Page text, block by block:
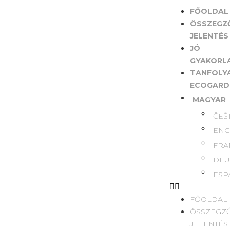
FŐOLDAL
JELENTÉS
JÓ
MAGYAR
FŐOLDAL
JELENTÉS